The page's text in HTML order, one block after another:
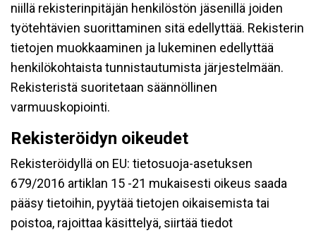
niillä rekisterinpitäjän henkilöstön jäsenillä joiden
työtehtävien suorittaminen sitä edellyttää. Rekisterin
tietojen muokkaaminen ja lukeminen edellyttää
henkilökohtaista tunnistautumista järjestelmään.
Rekisteristä suoritetaan säännöllinen
varmuuskopiointi.
Rekisteröidyn oikeudet
Rekisteröidyllä on EU: tietosuoja-asetuksen
679/2016 artiklan 15 -21 mukaisesti oikeus saada
pääsy tietoihin, pyytää tietojen oikaisemista tai
poistoa, rajoittaa käsittelyä, siirtää tiedot